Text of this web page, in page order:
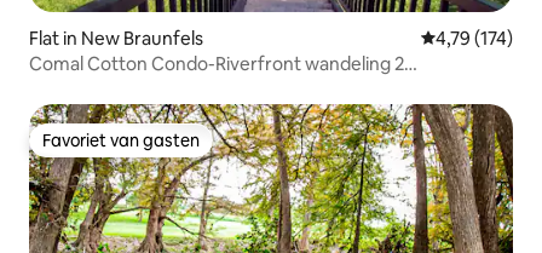
Flat in New Braunfels Gemiddelde
4,79 (174)
Comal Cotton Condo-Riverfront wandeling 2
Favoriet van gasten
Favoriet van gasten